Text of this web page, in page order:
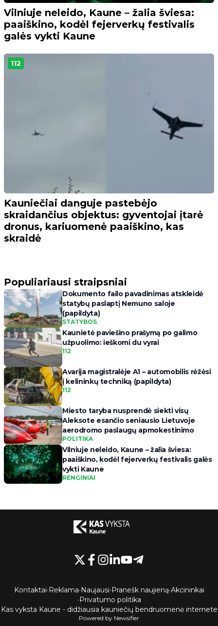
Vilniuje neleido, Kaune – žalia šviesa:
paaiškino, kodėl fejerverkų festivalis
galės vykti Kaune
112
Kauniečiai danguje pastebėjo
skraidančius objektus: gyventojai įtarė
dronus, kariuomenė paaiškino, kas
skraidė
Populiariausi straipsniai
Dokumento failo pavadinimas atskleidė
statybų paslaptį Nemuno saloje
(papildyta)
STATYBOS
Kaunietė paviešino prašymą po galimo
užpuolimo: ieškomi du vyrai
112
Avarija magistralėje A1 – automobilis rėžėsi
į kelininkų techniką (papildyta)
112
Miesto taryba nusprendė siekti visų
Aleksote esančio seniausio Lietuvoje
aerodromo paslaugų apmokestinimo
POLITIKA
Vilniuje neleido, Kaune – žalia šviesa:
paaiškino, kodėl fejerverkų festivalis galės
vykti Kaune
RENGINIAI
Kontaktai•Reklama•Naujausi•Pranešk naujieną•Akcininkai
•Privatumo politika
Kas vyksta Kaune - didžiausia kauniečių bendruomenė internete
Powered by Newsifier